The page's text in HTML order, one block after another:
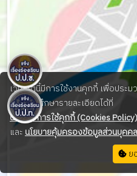
เว็บไซต์นี้มีการใช้งานคุกกี้ เพื่อประ
สามารถศึกษารายละเอียดได้ที่
นโยบายการใช้คุกกี้ (Cookies Policy)
และนโยบายคุ้มครองข้อมูลส่วนบุคค
ย